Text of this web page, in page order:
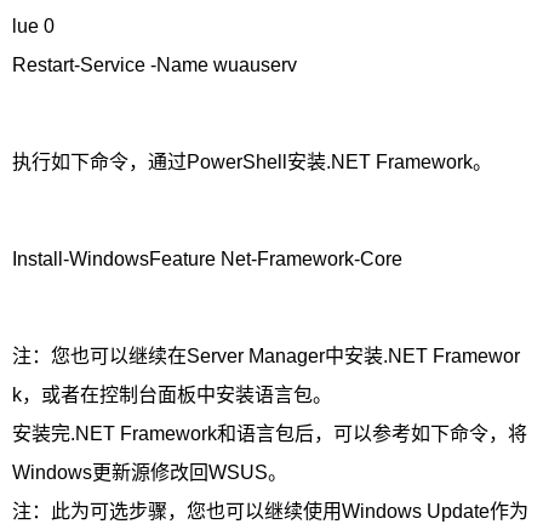
lue 0
Restart-Service -Name wuauserv
执行如下命令，通过PowerShell安装.NET Framework。
Install-WindowsFeature Net-Framework-Core
注：您也可以继续在Server Manager中安装.NET Framewor
k，或者在控制台面板中安装语言包。
安装完.NET Framework和语言包后，可以参考如下命令，将
Windows更新源修改回WSUS。
注：此为可选步骤，您也可以继续使用Windows Update作为